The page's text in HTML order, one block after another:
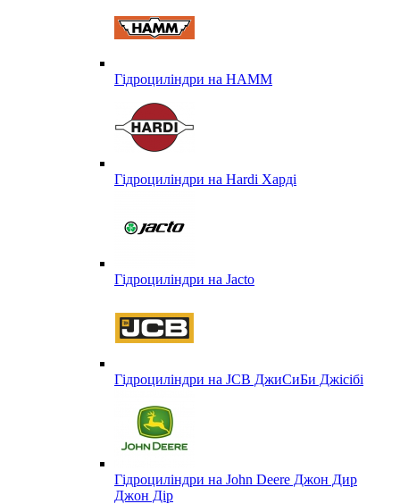
Гідроциліндри на HAMM
Гідроциліндри на Hardi Харді
Гідроциліндри на Jacto
Гідроциліндри на JCB ДжиСиБи Джісібі
Гідроциліндри на John Deere Джон Дир
Джон Дір